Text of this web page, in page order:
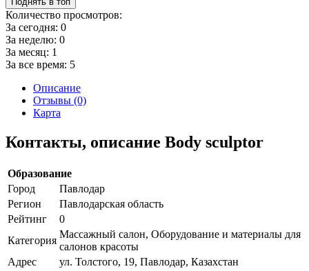
Количество просмотров:
За сегодня: 0
За неделю: 0
За месяц: 1
За все время: 5
Описание
Отзывы (0)
Карта
Контакты, описание Body sculptor
Образование
Город
Павлодар
Регион
Павлодарская область
Рейтинг
0
Категория
Массажный салон, Оборудование и материалы для
салонов красоты
Адрес
ул. Толстого, 19, Павлодар, Казахстан